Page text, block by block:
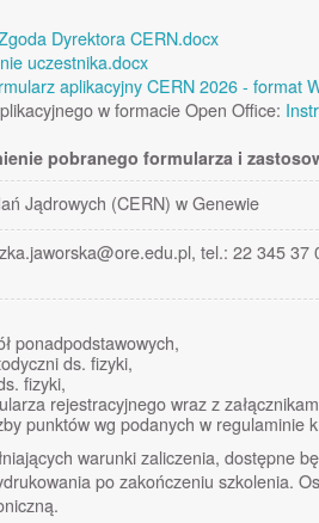
Dyrektora CERN.docx
uczestnika.docx
aplikacyjny CERN 2026 - format
w formacie Open Office:
pobranego formularza i
Jądrowych (CERN) w Genewie
tel.: 22 345
ponadpodstawowych,
ds. fizyki,
fizyki,
rejestracyjnego wraz z
punktów wg podanych w regulaminie
warunki zaliczenia, dostępne
po zakończeniu szkolenia.